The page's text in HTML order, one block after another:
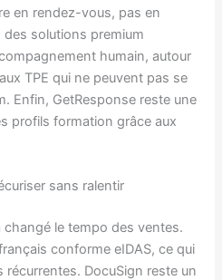
en rendez-vous, pas en
des solutions premium
humain, autour
TPE qui ne peuvent pas se
Enfin, GetResponse reste une
profils formation grâce aux
sans ralentir
le tempo des ventes.
conforme eIDAS, ce qui
DocuSign reste un